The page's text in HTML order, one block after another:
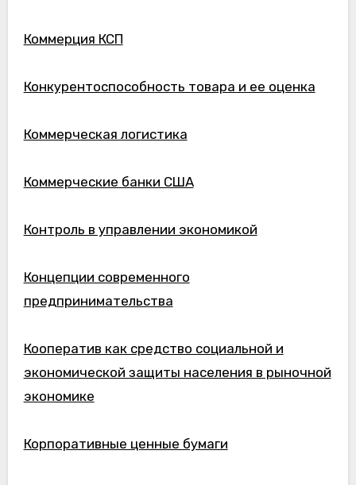
Коммерция КСП
Конкурентоспособность товара и ее оценка
Коммерческая логистика
Коммерческие банки США
Контроль в управлении экономикой
Концепции современного
предпринимательства
Кооператив как средство социальной и
экономической защиты населения в рыночной
экономике
Корпоративные ценные бумаги